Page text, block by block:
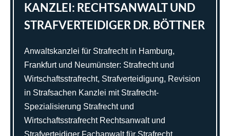
KANZLEI: RECHTSANWALT UND
STRAFVERTEIDIGER DR. BÖTTNER
Anwaltskanzlei für Strafrecht in Hamburg,
Frankfurt und Neumünster: Strafrecht und
Wirtschaftsstrafrecht, Strafverteidigung, Revision
in Strafsachen Kanzlei mit Strafrecht-
Spezialisierung Strafrecht und
Wirtschaftsstrafrecht Rechtsanwalt und
Strafverteidiger Fachanwalt für Strafrecht